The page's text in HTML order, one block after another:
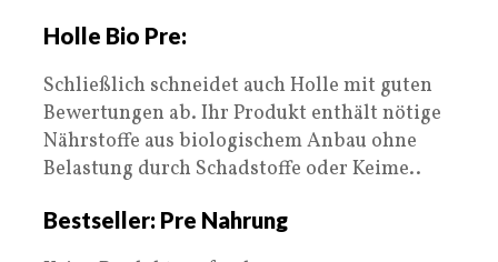
Holle Bio Pre:
Schließlich schneidet auch Holle mit guten
Bewertungen ab. Ihr Produkt enthält nötige
Nährstoffe aus biologischem Anbau ohne
Belastung durch Schadstoffe oder Keime..
Bestseller: Pre Nahrung